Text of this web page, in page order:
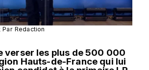
Par Redaction
verser les plus de 500 000
Hauts-de-France qui lui